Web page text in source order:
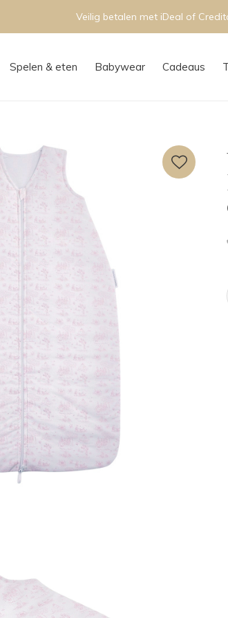
Spelen & eten Babywear Cadeaus